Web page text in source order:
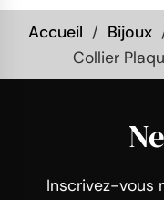
Accueil Bijoux
Collier
Inscrivez-vous